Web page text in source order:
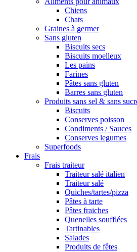
Chiens
Chats
Graines à germer
Sans gluten
Biscuits secs
Biscuits moelleux
Les pains
Farines
Pâtes sans gluten
Barres sans gluten
Produits sans sel & sans
Biscuits
Conserves poisson
Condiments / Sauces
Conserves legumes
Superfoods
Frais
Frais traiteur
Traiteur salé italien
Traiteur salé
Quiches/tartes/pizza
Pâtes à tarte
Pâtes fraiches
Quenelles soufflées
Tartinables
Salades
Produits de fêtes